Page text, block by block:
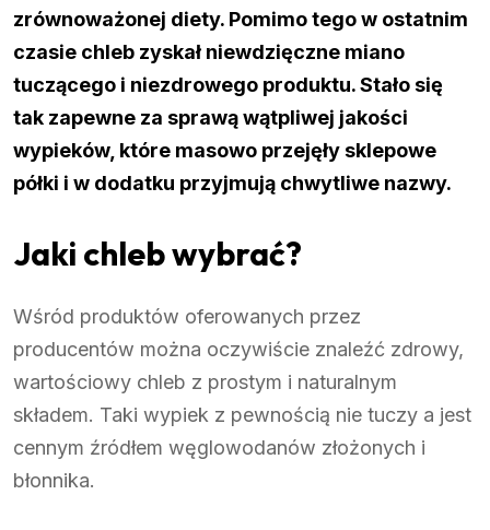
zrównoważonej diety. Pomimo tego w ostatnim
czasie chleb zyskał niewdzięczne miano
tuczącego i niezdrowego produktu. Stało się
tak zapewne za sprawą wątpliwej jakości
wypieków, które masowo przejęły sklepowe
półki i w dodatku przyjmują chwytliwe nazwy.
Jaki chleb wybrać?
Wśród produktów oferowanych przez
producentów można oczywiście znaleźć zdrowy,
wartościowy chleb z prostym i naturalnym
składem. Taki wypiek z pewnością nie tuczy a jest
cennym źródłem węglowodanów złożonych i
błonnika.